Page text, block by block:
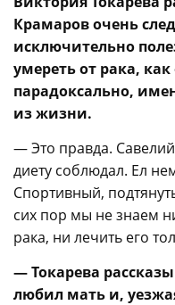
Крамаров очень
исключительно
умереть от рака,
парадоксально,
из жизни.
— Это правда.
диету соблюдал. Ел
Спортивный,
сих пор мы не знаем
рака, ни лечить его
— Токарева
любил мать и,